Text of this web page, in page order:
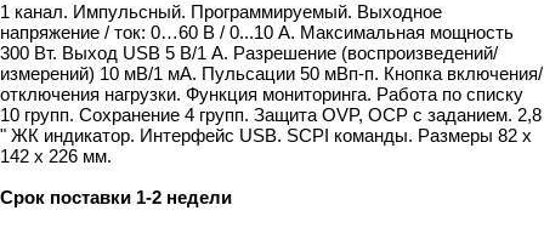
1 канал. Импульсный. Программируемый. Выходное
напряжение / ток: 0…60 В / 0...10 А. Максимальная мощность
300 Вт. Выход USB 5 В/1 А. Разрешение (воспроизведений/
измерений) 10 мВ/1 мА. Пульсации 50 мВп-п. Кнопка включения/
отключения нагрузки. Функция мониторинга. Работа по списку
10 групп. Сохранение 4 групп. Защита OVP, OCP с заданием. 2,8
" ЖК индикатор. Интерфейс USB. SCPI команды. Размеры 82 x
142 x 226 мм.
Срок поставки 1-2 недели